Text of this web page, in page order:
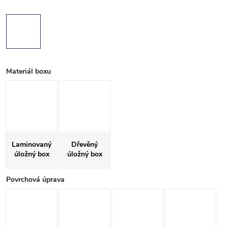
Materiál boxu
Laminovaný
úložný box
Dřevěný
úložný box
Povrchová úprava